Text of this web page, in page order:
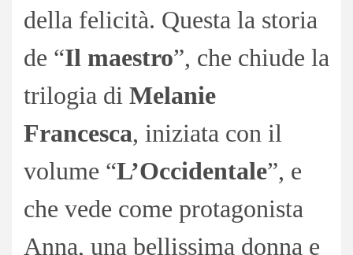
della felicità. Questa la storia
de “Il maestro”, che chiude la
trilogia di Melanie
Francesca, iniziata con il
volume “L’Occidentale”, e
che vede come protagonista
Anna, una bellissima donna e